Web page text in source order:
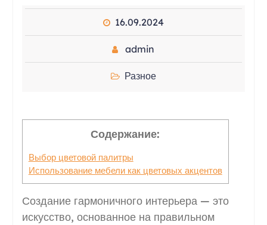
16.09.2024
admin
Разное
Содержание:
Выбор цветовой палитры
Использование мебели как цветовых акцентов
Создание гармоничного интерьера — это
искусство, основанное на правильном